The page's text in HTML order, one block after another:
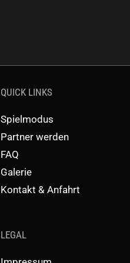
QUICK LINKS
Spielmodus
Partner werden
FAQ
Galerie
Kontakt & Anfahrt
LEGAL